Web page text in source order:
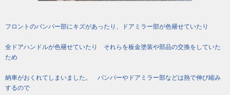
フロントのバンパー部にキズがあったり、ドアミラー部が色褪せていたり
全ドアハンドルが色褪せていたり それらを板金塗装や部品の交換をしていた
ため
納車がおくれてしまいました。 バンパーやドアミラー部などは熱で伸び縮み
するので